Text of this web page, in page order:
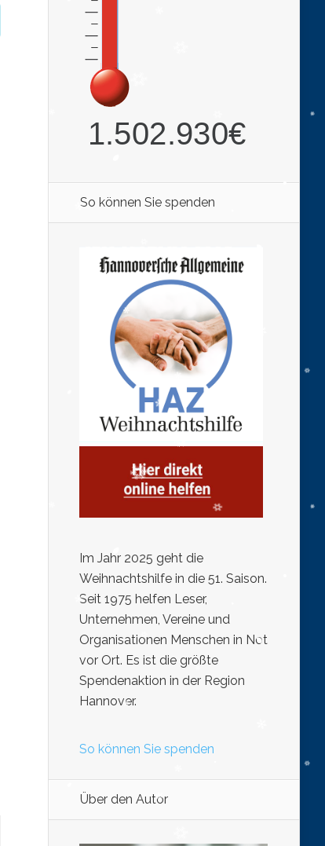
So können Sie spenden
Im Jahr 2025 geht die
Weihnachtshilfe in die 51. Saison.
Seit 1975 helfen Leser,
Unternehmen, Vereine und
Organisationen Menschen in Not
vor Ort. Es ist die größte
Spendenaktion in der Region
Hannover.
So können Sie spenden
Über den Autor